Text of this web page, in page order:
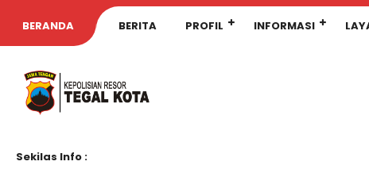
BERANDA BERITA PROFIL INFORMASI
Sekilas Info :